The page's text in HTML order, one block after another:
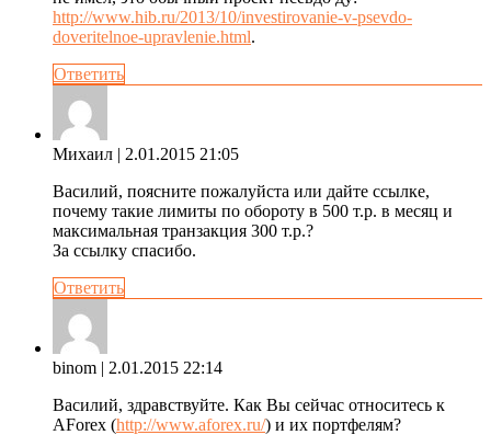
http://www.hib.ru/2013/10/investirovanie-v-psevdo-
doveritelnoe-upravlenie.html.
Ответить
Михаил | 2.01.2015 21:05
Василий, поясните пожалуйста или дайте ссылке,
почему такие лимиты по обороту в 500 т.р. в месяц и
максимальная транзакция 300 т.р.?
За ссылку спасибо.
Ответить
binom | 2.01.2015 22:14
Василий, здравствуйте. Как Вы сейчас относитесь к
AForex (http://www.aforex.ru/) и их портфелям?